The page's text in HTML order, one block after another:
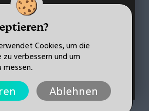
Cookies, um die
verbessern und um
messen.
Ablehnen